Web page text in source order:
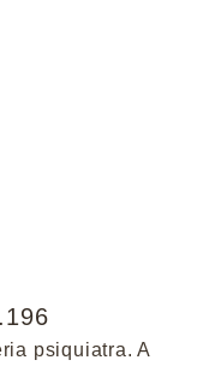
psiquiatra. A